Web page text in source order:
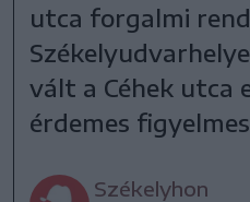
utca forgalmi
vált a Céhek utca
érdemes
Székelyhon